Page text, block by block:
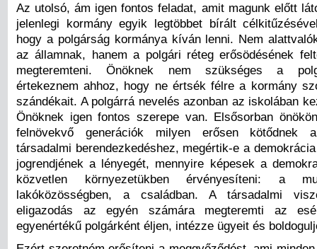
Az utolsó, ám igen fontos feladat, amit magunk előtt
jelenlegi kormány egyik legtöbbet bírált
hogy a polgárság kormánya kíván lenni. Nem
az államnak, hanem a polgári réteg erősödésének
megteremteni. Önöknek nem szükséges a
értekeznem ahhoz, hogy ne értsék félre a kormány
szándékait. A polgárrá nevelés azonban az iskolában
Önöknek igen fontos szerepe van. Elsősorban
felnövekvő generációk milyen erősen kötődnek
társadalmi berendezkedéshez, megértik-e a
jogrendjének a lényegét, mennyire képesek a
közvetlen környezetükben érvényesíteni: a
lakóközösségben, a családban. A társadalmi
eligazodás az egyén számára megteremti az
egyenértékű polgárként éljen, intézze ügyeit és